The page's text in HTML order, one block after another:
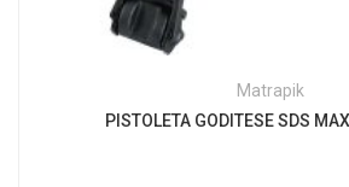
Matrapik
PISTOLETA GODITESE SDS